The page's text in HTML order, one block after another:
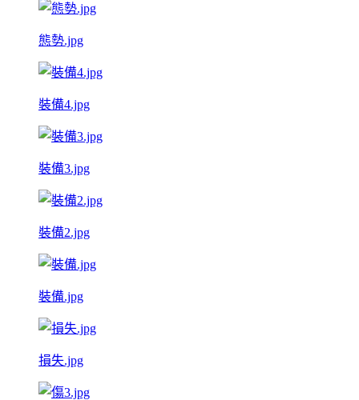
態勢.jpg
裝備4.jpg
裝備3.jpg
裝備2.jpg
裝備.jpg
損失.jpg